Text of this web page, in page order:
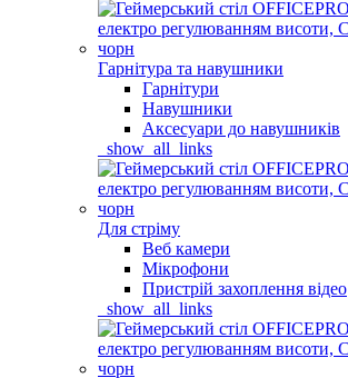
Гарнітура та навушники
Гарнітури
Навушники
Аксесуари до навушників
_show_all_links
Для стріму
Веб камери
Мікрофони
Пристрій захоплення відео
_show_all_links